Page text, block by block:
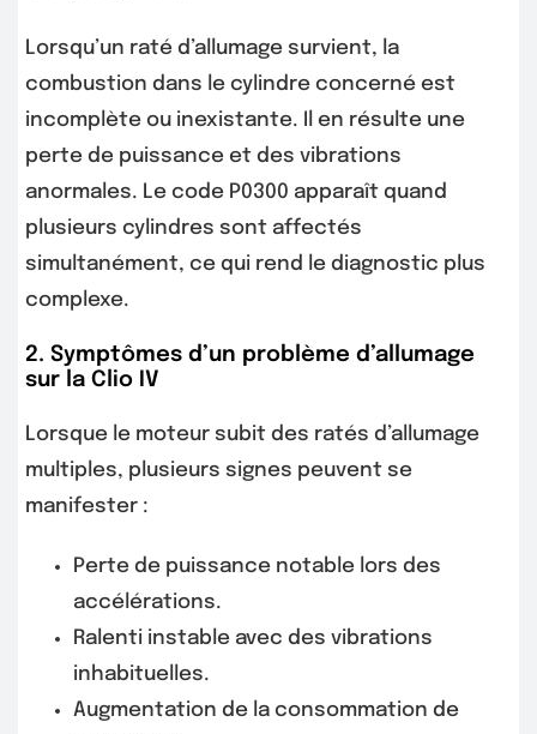
Lorsqu’un raté d’allumage survient, la
combustion dans le cylindre concerné est
incomplète ou inexistante. Il en résulte une
perte de puissance et des vibrations
anormales. Le code P0300 apparaît quand
plusieurs cylindres sont affectés
simultanément, ce qui rend le diagnostic plus
complexe.
2. Symptômes d’un problème d’allumage
sur la Clio IV
Lorsque le moteur subit des ratés d’allumage
multiples, plusieurs signes peuvent se
manifester :
Perte de puissance notable lors des
accélérations.
Ralenti instable avec des vibrations
inhabituelles.
Augmentation de la consommation de